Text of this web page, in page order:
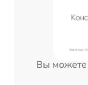
Вы можете